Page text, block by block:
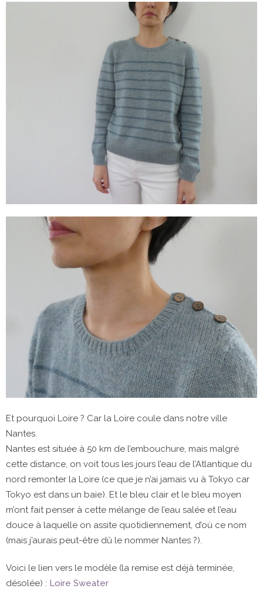
Et pourquoi Loire ? Car la Loire coule dans notre ville
Nantes.
Nantes est située à 50 km de l’embouchure, mais malgré
cette distance, on voit tous les jours l’eau de l’Atlantique du
nord remonter la Loire (ce que je n’ai jamais vu à Tokyo car
Tokyo est dans un baie). Et le bleu clair et le bleu moyen
m’ont fait penser à cette mélange de l’eau salée et l’eau
douce à laquelle on assite quotidiennement, d’où ce nom
(mais j’aurais peut-être dû le nommer Nantes ?).
Voici le lien vers le modèle (la remise est déjà terminée,
désolée) : Loire Sweater